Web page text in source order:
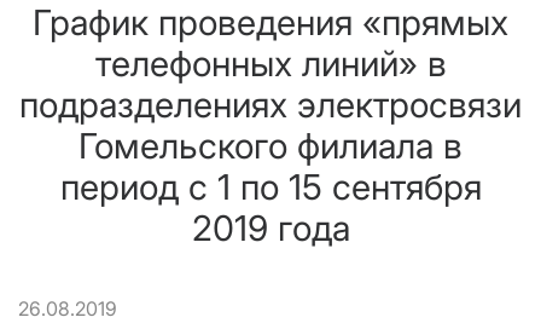
График проведения «прямых
телефонных линий» в
подразделениях электросвязи
Гомельского филиала в
период с 1 по 15 сентября
2019 года
26.08.2019